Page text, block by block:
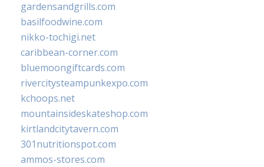
gardensandgrills.com
basilfoodwine.com
nikko-tochigi.net
caribbean-corner.com
bluemoongiftcards.com
rivercitysteampunkexpo.com
kchoops.net
mountainsideskateshop.com
kirtlandcitytavern.com
301nutritionspot.com
ammos-stores.com